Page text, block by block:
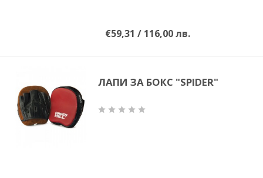
€59,31 / 116,00 лв.
ЛАПИ ЗА БОКС "SPIDER"